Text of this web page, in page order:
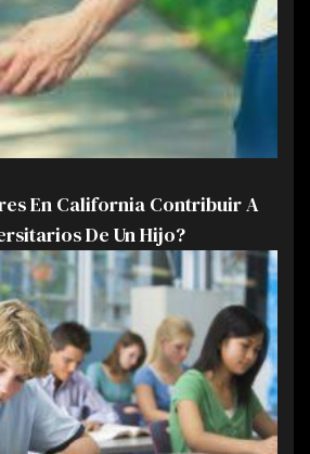
En California Contribuir A
De Un Hijo?